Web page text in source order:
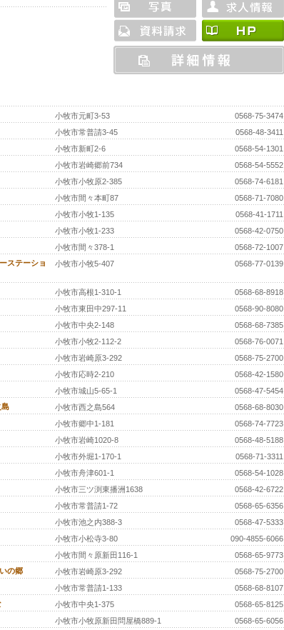
小牧市元町3-53
0568-75-3474
小牧市常普請3-45
0568-48-3411
小牧市新町2-6
0568-54-1301
小牧市岩崎郷前734
0568-54-5552
小牧市小牧原2-385
0568-74-6181
小牧市間々本町87
0568-71-7080
小牧市小牧1-135
0568-41-1711
小牧市小牧1-233
0568-42-0750
小牧市間々378-1
0568-72-1007
ステーショ
小牧市小牧5-407 0568-77-0139
小牧市高根1-310-1
0568-68-8918
小牧市東田中297-11
0568-90-8080
小牧市中央2-148
0568-68-7385
小牧市小牧2-112-2
0568-76-0071
小牧市岩崎原3-292
0568-75-2700
小牧市応時2-210
0568-42-1580
小牧市城山5-65-1
0568-47-5454
島
小牧市西之島564
0568-68-8030
小牧市郷中1-181
0568-74-7723
小牧市岩崎1020-8
0568-48-5188
小牧市外堀1-170-1
0568-71-3311
小牧市舟津601-1
0568-54-1028
小牧市三ツ渕東播洲1638
0568-42-6722
小牧市常普請1-72
0568-65-6356
小牧市池之内388-3
0568-47-5333
小牧市小松寺3-80
090-4855-6066
小牧市間々原新田116-1
0568-65-9773
の郷
小牧市岩崎原3-292
0568-75-2700
小牧市常普請1-133
0568-68-8107
小牧市中央1-375
0568-65-8125
小牧市小牧原新田問屋橋889-1
0568-65-6056